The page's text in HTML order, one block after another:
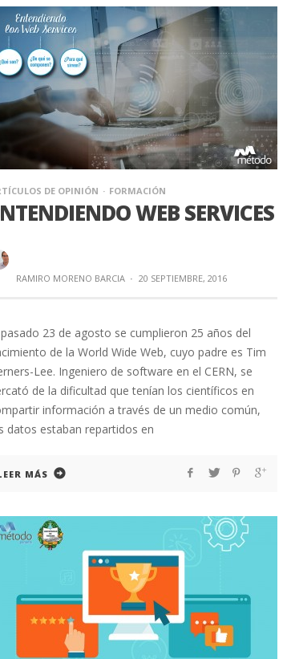
DE OPINIÓN FORMACIÓN
WEB SERVICES
RAMIRO MORENO BARCIA · 20 SEPTIEMBRE, 2016
pasado 23 de agosto se cumplieron 25 años del
de la World Wide Web, cuyo padre es Tim
Lee. Ingeniero de software en el CERN, se
de la dificultad que tenían los científicos en
información a través de un medio común,
datos estaban repartidos en
MÁS